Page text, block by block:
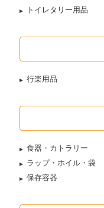
トイレタリー用品
行楽用品
食器・カトラリー
ラップ・ホイル・袋
保存容器